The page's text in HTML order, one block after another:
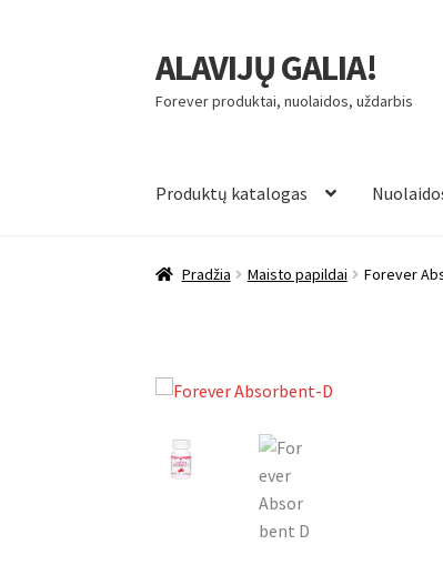
Pereiti
prie
meniu
Pereiti
prie
turinio
ALAVIJŲ GALIA!
Forever produktai, nuolaidos, uždarbis
Produktų katalogas
Pradžia Maisto papildai Forever